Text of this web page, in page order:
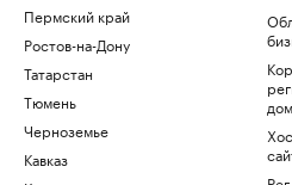
Пермский край
Ростов-на-Дону
Татарстан
Тюмень
Черноземье
Кавказ